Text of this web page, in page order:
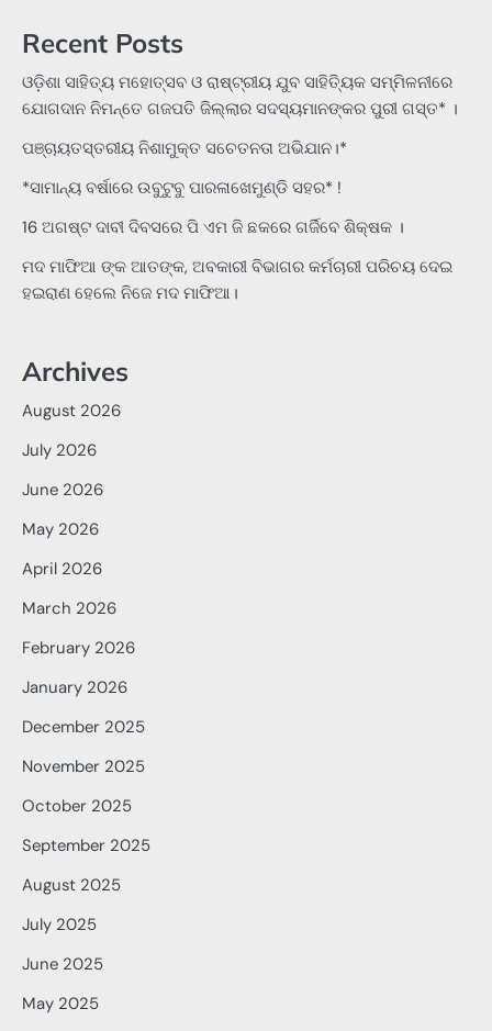
Recent Posts
ଓଡ଼ିଶା ସାହିତ୍ୟ ମହୋତ୍ସବ ଓ ରାଷ୍ଟ୍ରୀୟ ଯୁବ ସାହିତ୍ୟିକ ସମ୍ମିଳନୀରେ
ଯୋଗଦାନ ନିମନ୍ତେ ଗଜପତି ଜିଲ୍ଲାର ସଦସ୍ୟମାନଙ୍କର ପୁରୀ ଗସ୍ତ* ।
ପଞ୍ଚାୟତସ୍ତରୀୟ ନିଶାମୁକ୍ତ ସଚେତନତା ଅଭିଯାନ।*
*ସାମାନ୍ୟ ବର୍ଷାରେ ଉବୁଟୁବୁ ପାରଳାଖେମୁଣ୍ଡି ସହର* !
16 ଅଗଷ୍ଟ ଦାବୀ ଦିବସରେ ପି ଏମ ଜି ଛକରେ ଗର୍ଜିବେ ଶିକ୍ଷକ ।
ମଦ ମାଫିଆ ଙ୍କ ଆତଙ୍କ, ଅବକାରୀ ବିଭାଗର କର୍ମଚାରୀ ପରିଚୟ ଦେଇ
ହଇରାଣ ହେଲେ ନିଜେ ମଦ ମାଫିଆ।
Archives
August 2026
July 2026
June 2026
May 2026
April 2026
March 2026
February 2026
January 2026
December 2025
November 2025
October 2025
September 2025
August 2025
July 2025
June 2025
May 2025